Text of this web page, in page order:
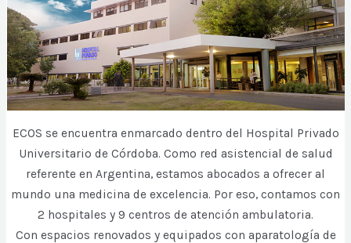
ECOS se encuentra enmarcado dentro del Hospital Privado
Universitario de Córdoba. Como red asistencial de salud
referente en Argentina, estamos abocados a ofrecer al
mundo una medicina de excelencia. Por eso, contamos con
2 hospitales y 9 centros de atención ambulatoria.
Con espacios renovados y equipados con aparatología de